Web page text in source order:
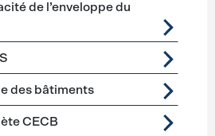
de l’enveloppe du
des bâtiments
CECB